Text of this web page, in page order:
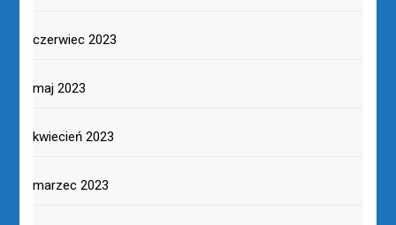
czerwiec 2023
maj 2023
kwiecień 2023
marzec 2023